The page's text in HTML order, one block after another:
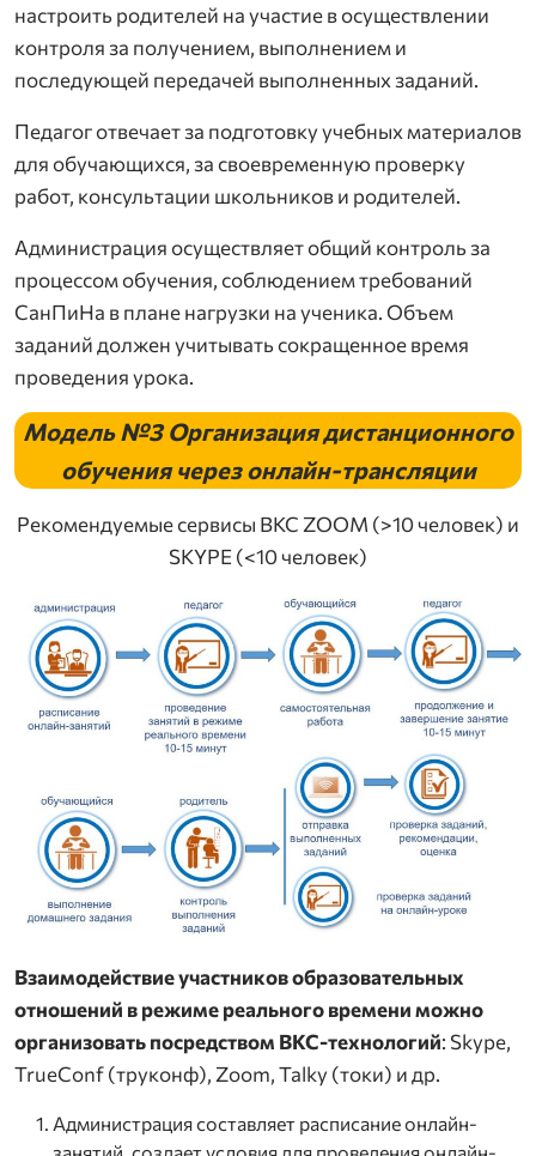
настроить родителей на участие в осуществлении
контроля за получением, выполнением и
последующей передачей выполненных заданий.
Педагог отвечает за подготовку учебных материалов
для обучающихся, за своевременную проверку
работ, консультации школьников и родителей.
Администрация осуществляет общий контроль за
процессом обучения, соблюдением требований
СанПиНа в плане нагрузки на ученика. Объем
заданий должен учитывать сокращенное время
проведения урока.
Модель №3 Организация дистанционного
обучения через онлайн-трансляции
Рекомендуемые сервисы ВКС ZOOM (>10 человек) и
SKYPE (<10 человек)
Взаимодействие участников образовательных
отношений в режиме реального времени можно
организовать посредством ВКС-технологий: Skype,
TrueConf (труконф), Zoom, Talky (токи) и др.
Администрация составляет расписание онлайн-
занятий, создает условия для проведения онлайн-